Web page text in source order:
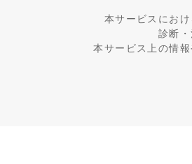
本サービスにお
診断
本サービス上の情